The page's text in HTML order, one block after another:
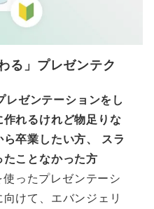
る」プレゼンテク
ゼンテーションをし
れるけれど物足りな
卒業したい方、 スラ
ことなかった方
ったプレゼンテーシ
けて、エバンジェリ